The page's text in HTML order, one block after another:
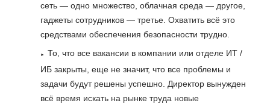
сеть — одно множество, облачная среда — другое,
гаджеты сотрудников — третье. Охватить всё это
средствами обеспечения безопасности трудно.
То, что все вакансии в компании или отделе ИТ /
ИБ закрыты, еще не значит, что все проблемы и
задачи будут решены успешно. Директор вынужден
всё время искать на рынке труда новые